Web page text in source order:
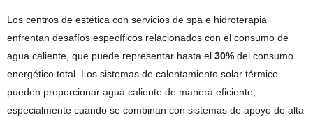
Los centros de estética con servicios de spa e hidroterapia
enfrentan desafíos específicos relacionados con el consumo de
agua caliente, que puede representar hasta el 30% del consumo
energético total. Los sistemas de calentamiento solar térmico
pueden proporcionar agua caliente de manera eficiente,
especialmente cuando se combinan con sistemas de apoyo de alta